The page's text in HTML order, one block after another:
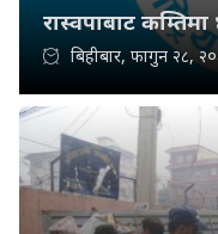
रास्वपाबाट
बिहीबार, फागुन २८,